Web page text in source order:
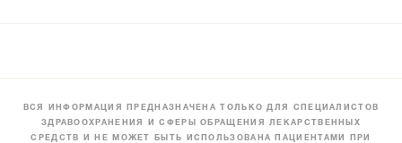
ВСЯ ИНФОРМАЦИЯ ПРЕДНАЗНАЧЕНА ТОЛЬКО ДЛЯ СПЕЦИАЛИСТОВ
ЗДРАВООХРАНЕНИЯ И СФЕРЫ ОБРАЩЕНИЯ ЛЕКАРСТВЕННЫХ
СРЕДСТВ И НЕ МОЖЕТ БЫТЬ ИСПОЛЬЗОВАНА ПАЦИЕНТАМИ ПРИ